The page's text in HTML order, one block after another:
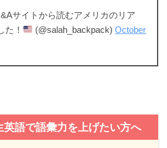
サイトから読むアメリカのリア
た！
(@salah_backpack)October
英語で語彙力を上げたい方へ